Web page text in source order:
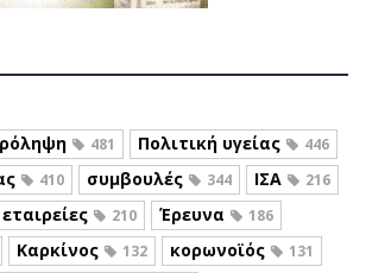
481 Πολιτική υγείας 446
410 συμβουλές 344 ΙΣΑ 216
210 Έρευνα 186
Καρκίνος 132 κορωνοϊός 131